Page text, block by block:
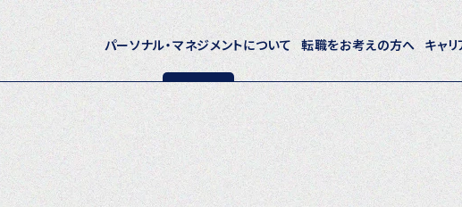
パーソナル・マネジメントについて 転職をお考えの方へ キャ
ホーム
パーソナル・マネジメントについて
会社概要